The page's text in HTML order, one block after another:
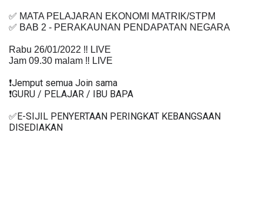
✅ MATA PELAJARAN EKONOMI MATRIK/STPM
✅ BAB 2 - PERAKAUNAN PENDAPATAN NEGARA
Rabu 26/01/2022 ‼️ LIVE
Jam 09.30 malam ‼️ LIVE
❗️Jemput semua Join sama
❗️GURU / PELAJAR / IBU BAPA
✅E-SIJIL PENYERTAAN PERINGKAT KEBANGSAAN
DISEDIAKAN